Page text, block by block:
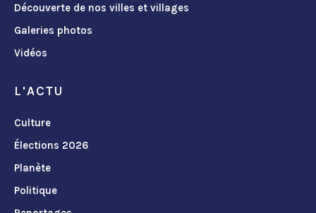
Découverte de nos villes et villages
Galeries photos
Vidéos
L'ACTU
Culture
Élections 2026
Planète
Politique